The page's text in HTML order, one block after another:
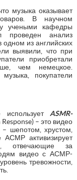
музыка оказывает
В научном
учеными кафедры
проведен анализ
одном из английских
выявили, что при
приобретали
чем немецкое.
покупатели
ASMR-
– это видео
шепотом, хрустом,
АСМР активизирует
отвечающие за
видео с АСМР-
тревожности,